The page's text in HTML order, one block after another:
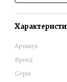
Артикул
Бренд
Серія